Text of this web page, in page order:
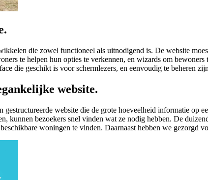
die zowel functioneel als uitnodigend is. De website
te helpen hun opties te verkennen, en wizards om
die geschikt is voor schermlezers, en eenvoudig te beheren
website.
gestructureerde website die de grote hoeveelheid informatie
kunnen bezoekers snel vinden wat ze nodig hebben. De
woningen te vinden. Daarnaast hebben we gezorgd